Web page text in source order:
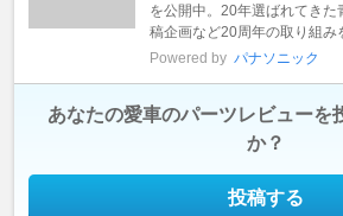
を公開中。20年選ばれてきた
稿企画など20周年の取り組み
Powered by パナソニック
あなたの愛車のパーツレビューを
か？
投稿する